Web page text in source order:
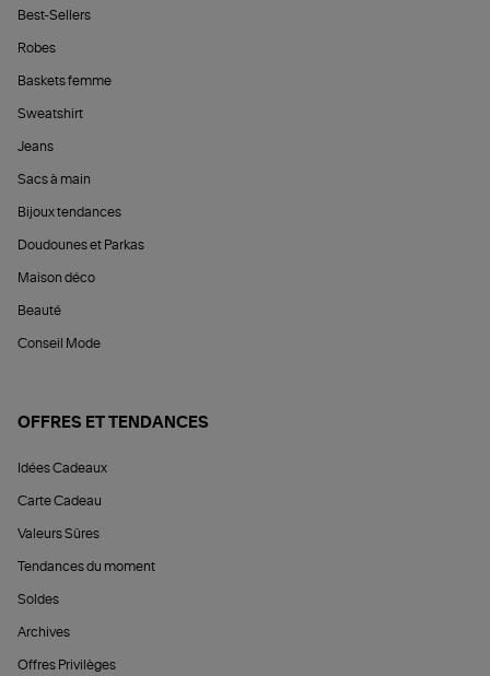
Best-Sellers
Robes
Baskets femme
Sweatshirt
Jeans
Sacs à main
Bijoux tendances
Doudounes et Parkas
Maison déco
Beauté
Conseil Mode
OFFRES ET TENDANCES
Idées Cadeaux
Carte Cadeau
Valeurs Sûres
Tendances du moment
Soldes
Archives
Offres Privilèges